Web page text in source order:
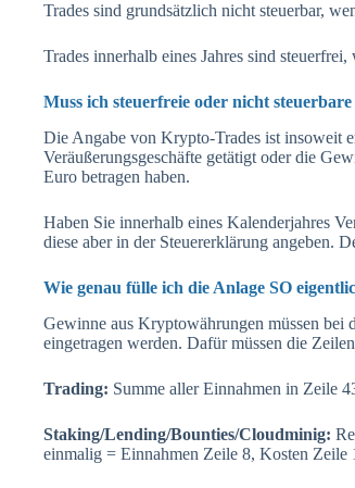
Trades sind grundsätzlich nicht steuerbar,
Trades innerhalb eines Jahres sind
Muss ich steuerfreie oder nicht
Die Angabe von Krypto-Trades ist insoweit
Veräußerungsgeschäfte getätigt oder die
Euro betragen haben.
Haben Sie innerhalb eines Kalenderjahres
diese aber in der Steuererklärung angeben.
Wie genau fülle ich die Anlage SO
Gewinne aus Kryptowährungen müssen bei
eingetragen werden. Dafür müssen die
Trading: Summe aller Einnahmen in Zeile
Staking/Lending/Bounties/Cloudminig:
einmalig = Einnahmen Zeile 8, Kosten Zeile